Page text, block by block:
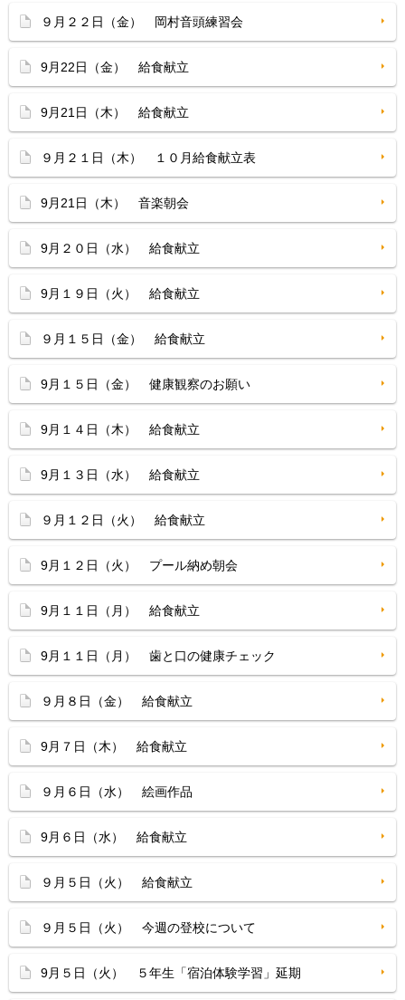
９月２２日（金） 岡村音頭練習会
9月22日（金） 給食献立
9月21日（木） 給食献立
９月２１日（木） １０月給食献立表
9月21日（木） 音楽朝会
9月２０日（水） 給食献立
9月１９日（火） 給食献立
９月１５日（金） 給食献立
9月１５日（金） 健康観察のお願い
9月１４日（木） 給食献立
9月１３日（水） 給食献立
９月１２日（火） 給食献立
9月１２日（火） プール納め朝会
9月１１日（月） 給食献立
9月１１日（月） 歯と口の健康チェック
９月８日（金） 給食献立
9月７日（木） 給食献立
９月６日（水） 絵画作品
9月６日（水） 給食献立
９月５日（火） 給食献立
９月５日（火） 今週の登校について
9月５日（火） ５年生「宿泊体験学習」延期